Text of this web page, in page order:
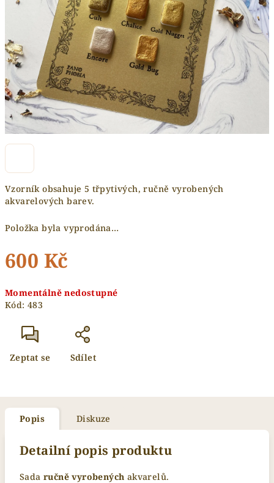
Vzorník obsahuje 5 třpytivých, ručně vyrobených
akvarelových barev.
Položka byla vyprodána…
600 Kč
cena:
Momentálně nedostupné
Kód: 483
Zeptat se Sdílet
Popis Diskuze
Detailní popis produktu
Sada ručně vyrobených akvarelů.